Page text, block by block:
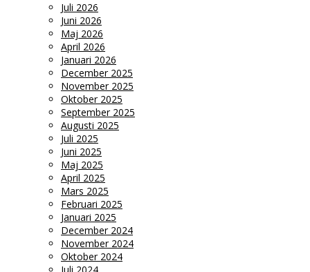
Juli 2026
Juni 2026
Maj 2026
April 2026
Januari 2026
December 2025
November 2025
Oktober 2025
September 2025
Augusti 2025
Juli 2025
Juni 2025
Maj 2025
April 2025
Mars 2025
Februari 2025
Januari 2025
December 2024
November 2024
Oktober 2024